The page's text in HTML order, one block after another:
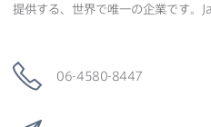
提供する、​世界で​唯一の​企業です。
06-4580-8447